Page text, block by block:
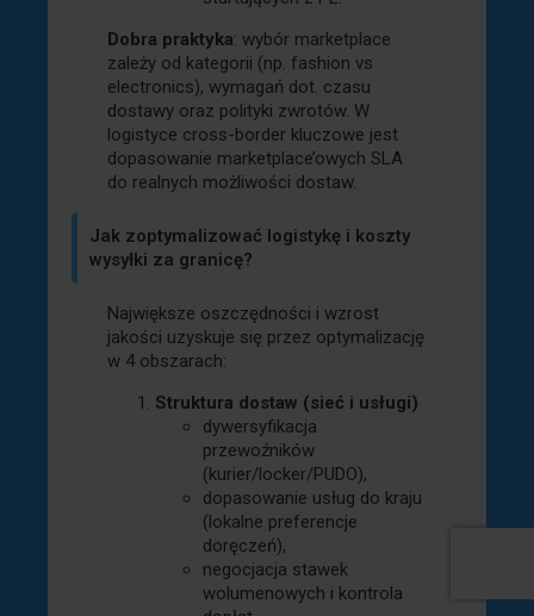
Dobra praktyka: wybór marketplace
zależy od kategorii (np. fashion vs
electronics), wymagań dot. czasu
dostawy oraz polityki zwrotów. W
logistyce cross-border kluczowe jest
dopasowanie marketplace’owych SLA
do realnych możliwości dostaw.
Jak zoptymalizować logistykę i koszty
wysyłki za granicę?
Największe oszczędności i wzrost
jakości uzyskuje się przez optymalizację
w 4 obszarach:
Struktura dostaw (sieć i usługi)
dywersyfikacja
przewoźników
(kurier/locker/PUDO),
dopasowanie usług do kraju
(lokalne preferencje
doręczeń),
negocjacja stawek
wolumenowych i kontrola